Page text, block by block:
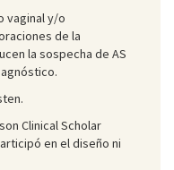
vaginal y/o
de la
la sospecha de AS
Clinical Scholar
en el diseño ni